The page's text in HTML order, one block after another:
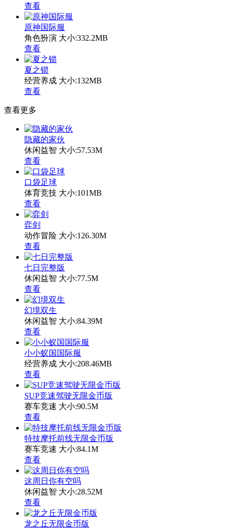
查看
原神国际服
角色扮演 大小:332.2MB
查看
夏之锁
经营养成 大小:132MB
查看
查看更多
隐藏的家伙
休闲益智 大小:57.53M
查看
口袋足球
体育竞技 大小:101MB
查看
弈剑
动作冒险 大小:126.30M
查看
七日完整版
休闲益智 大小:77.5M
查看
幻境双生
休闲益智 大小:84.39M
查看
小小蚁国国际服
经营养成 大小:208.46MB
查看
SUP竞速驾驶无限金币版
赛车竞速 大小:90.5M
查看
特技摩托前线无限金币版
赛车竞速 大小:84.1M
查看
这周日你有空吗
休闲益智 大小:28.52M
查看
龙之丘无限金币版